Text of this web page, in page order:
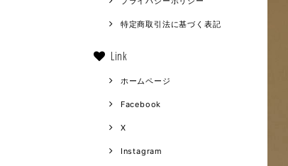
特定商取引法に基づく表記
Link
ホームページ
Facebook
X
Instagram